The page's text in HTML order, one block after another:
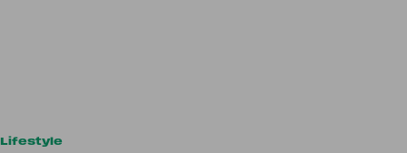
Lifestyle